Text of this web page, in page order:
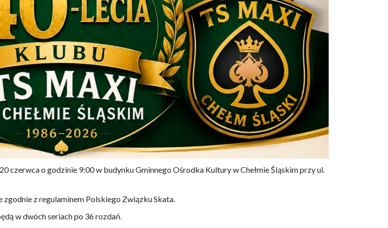
czerwca o godzinie 9:00 w budynku Gminnego Ośrodka Kultury w Chełmie Śląskim przy ul.
zgodnie z regulaminem Polskiego Związku Skata.
w dwóch seriach po 36 rozdań.